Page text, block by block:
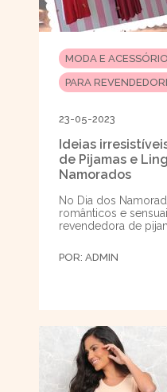
MODA E
PARA
23-05-2023
Ideias
de Pijamas e
Namorados
No Dia dos
românticos e
revendedora de
POR: ADMIN